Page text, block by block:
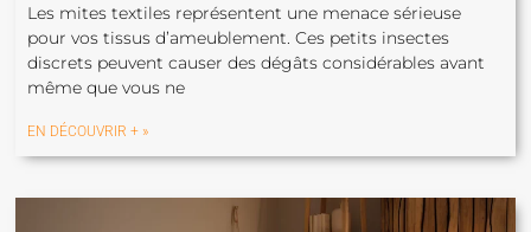
Les mites textiles représentent une menace sérieuse
pour vos tissus d’ameublement. Ces petits insectes
discrets peuvent causer des dégâts considérables avant
même que vous ne
EN DÉCOUVRIR + »